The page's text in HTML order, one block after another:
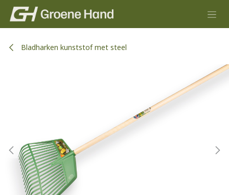
Overslaan naar inhoud
Bladharken kunststof met steel